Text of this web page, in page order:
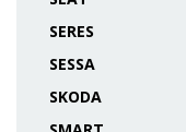
SERES
SESSA
SKODA